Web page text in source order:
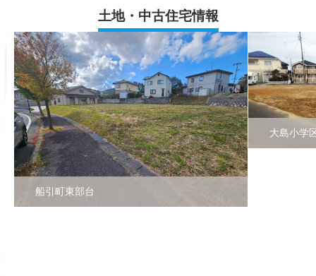
土地・中古住宅情報
大島小学区下亀田全5区画